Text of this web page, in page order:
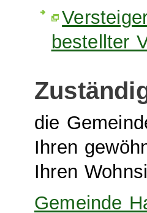
bestellter
die
Ihren
Ihren
Gemeinde